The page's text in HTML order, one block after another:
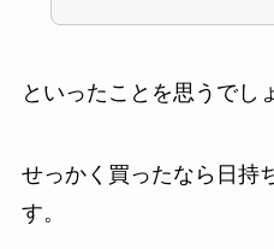
といったことを思うでし
せっかく買ったなら日持
す。